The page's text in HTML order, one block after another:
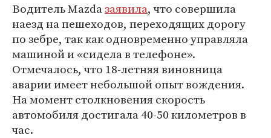
Водитель Mazdaзаявила, что совершила
наезд на пешеходов, переходящих дорогу
по зебре, так как одновременно управляла
машиной и «сидела в телефоне».
Отмечалось, что 18-летняя виновница
аварии имеет небольшой опыт вождения.
На момент столкновения скорость
автомобиля достигала 40-50 километров в
час.